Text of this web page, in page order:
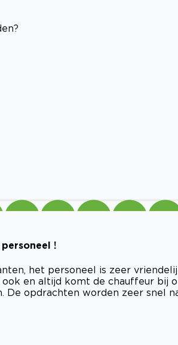
!
het personeel is zeer
en altijd komt de chauffeur bij
opdrachten worden zeer snel